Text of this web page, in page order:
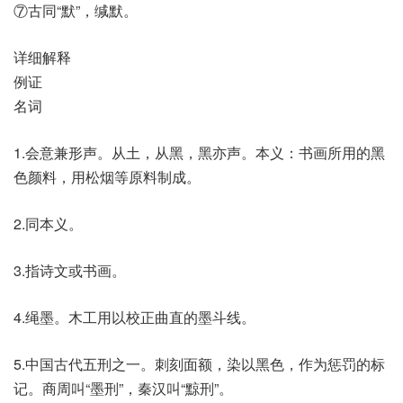
⑦古同“默”，缄默。
详细解释
例证
名词
1.会意兼形声。从土，从黑，黑亦声。本义：书画所用的黑
色颜料，用松烟等原料制成。
2.同本义。
3.指诗文或书画。
4.绳墨。木工用以校正曲直的墨斗线。
5.中国古代五刑之一。刺刻面额，染以黑色，作为惩罚的标
记。商周叫“墨刑”，秦汉叫“黥刑”。